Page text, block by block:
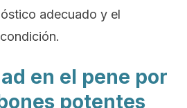
adecuado y el
en el pene por
potentes